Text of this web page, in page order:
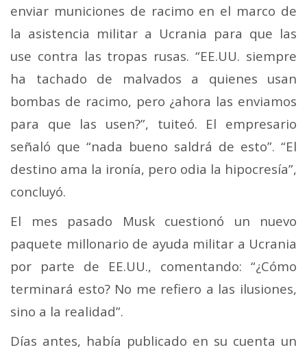
enviar municiones de racimo en el marco de
la asistencia militar a Ucrania para que las
use contra las tropas rusas. “EE.UU. siempre
ha tachado de malvados a quienes usan
bombas de racimo, pero ¿ahora las enviamos
para que las usen?”, tuiteó. El empresario
señaló que “nada bueno saldrá de esto”. “El
destino ama la ironía, pero odia la hipocresía”,
concluyó.
El mes pasado Musk cuestionó un nuevo
paquete millonario de ayuda militar a Ucrania
por parte de EE.UU., comentando: “¿Cómo
terminará esto? No me refiero a las ilusiones,
sino a la realidad”.
Días antes, había publicado en su cuenta un